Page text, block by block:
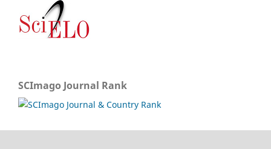
SCImago Journal Rank